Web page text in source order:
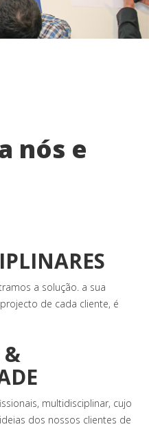
nós e
a solução. a sua
de cada cliente, é
&
multidisciplinar, cujo
dos nossos clientes de